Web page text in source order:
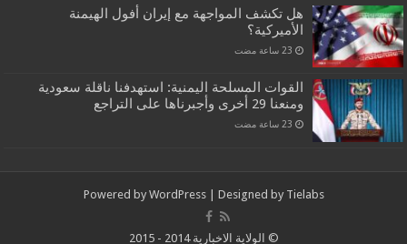
هل تكشف المواجهة مع إيران أفول الهيمنة
الأميركية؟
القوات المسلحة اليمنية: استهدفنا ناقلة سعودية
ومنعنا 29 أخرى وأجبرناها على التراجع
Powered by WordPress| Designed by Tielabs
© الولاية الاخبارية 2014 - 2015